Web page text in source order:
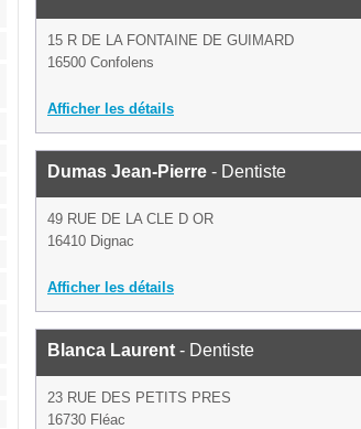
15 R DE LA FONTAINE DE GUIMARD
16500 Confolens
Afficher les détails
Dumas Jean-Pierre - Dentiste
49 RUE DE LA CLE D OR
16410 Dignac
Afficher les détails
Blanca Laurent - Dentiste
23 RUE DES PETITS PRES
16730 Fléac